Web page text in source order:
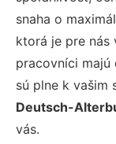
snaha o
ktorá je pre nás
pracovníci majú
sú plne k vašim
Deutsch-
vás.